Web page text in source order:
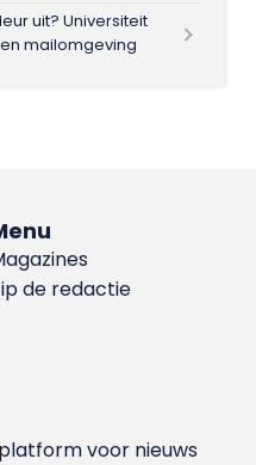
uit? Universiteit
mailomgeving
de redactie
voor nieuws